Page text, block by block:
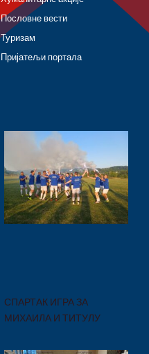
Пословне вести
Туризам
Пријатељи портала
СПАРТАК ИГРА ЗА
МИХАИЛА И ТИТУЛУ